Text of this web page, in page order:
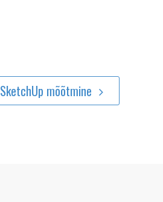
SketchUp mõõtmine